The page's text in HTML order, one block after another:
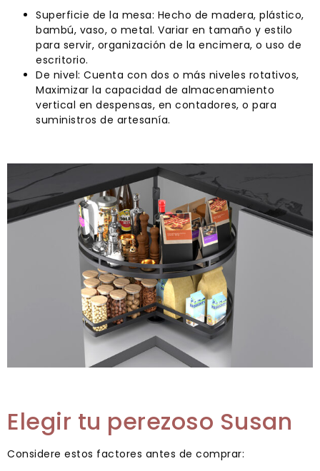
Superficie de la mesa: Hecho de madera, plástico,
bambú, vaso, o metal. Variar en tamaño y estilo
para servir, organización de la encimera, o uso de
escritorio.
De nivel: Cuenta con dos o más niveles rotativos,
Maximizar la capacidad de almacenamiento
vertical en despensas, en contadores, o para
suministros de artesanía.
Elegir tu perezoso Susan
Considere estos factores antes de comprar: